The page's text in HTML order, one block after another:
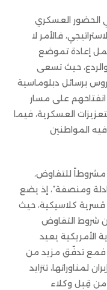
الحضور العسكري
فالأمر لا
إعادة تموضع
حيث تسعى
برسائل دبلوماسية
على مسار
العسكرية، فيما
المواطنين
مشروطاً للتفاوض،
ومنصفة”، إذ يضع
كلاسيكية، حيث
شروط التفاوض
الأمريكية يعيد
فمع تدفّق مزيد من
لمناوراتها، تتزايد
من قِبل وكلاء